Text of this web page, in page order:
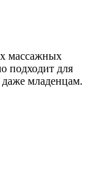
массажных
подходит для
младенцам.